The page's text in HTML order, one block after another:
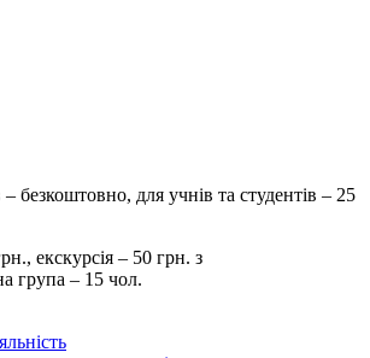
квитків:
– безкоштовно, для учнів та студентів – 25
екскурсія – 50 грн. з
група – 15 чол.